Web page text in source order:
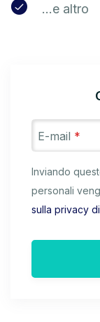
...e altro
E-mail *
Inviando
personali
sulla privacy